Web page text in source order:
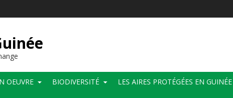
OEUVRE BIODIVERSITÉ LES AIRES PROTÉGÉES EN GUINÉE